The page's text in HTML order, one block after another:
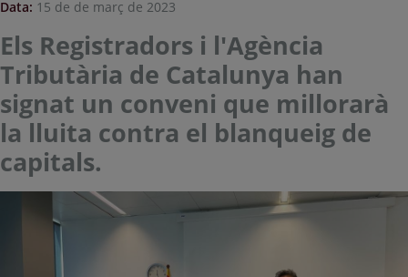
Data: 15 de de març de 2023
Els Registradors i l'Agència
Tributària de Catalunya han
signat un conveni que millorarà
la lluita contra el blanqueig de
capitals.